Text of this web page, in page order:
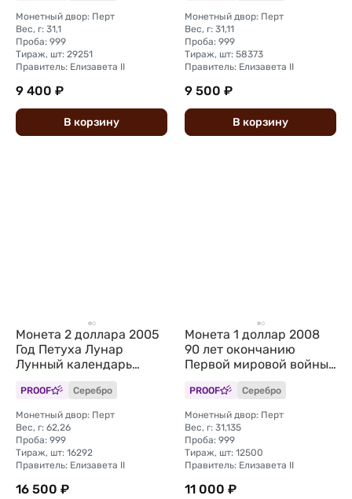
Монетный двор: Перт
Вес, г: 31,1
Проба: 999
Тираж, шт: 29251
Правитель: Елизавета II
9 400 ₽
В корзину
Монетный двор: Перт
Вес, г: 31,11
Проба: 999
Тираж, шт: 58373
Правитель: Елизавета II
9 500 ₽
В корзину
Монета 2 доллара 2005
Год Петуха Лунар
Лунный календарь
Австралия
PROOF Серебро
Монетный двор: Перт
Вес, г: 62,26
Проба: 999
Тираж, шт: 16292
Правитель: Елизавета II
16 500 ₽
Монета 1 доллар 2008
90 лет окончанию
Первой мировой войны
Австралия
PROOF Серебро
Монетный двор: Перт
Вес, г: 31,135
Проба: 999
Тираж, шт: 12500
Правитель: Елизавета II
11 000 ₽